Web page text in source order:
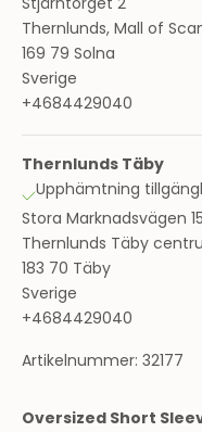
Stjärntorget 2
Thernlunds, Mall of
169 79 Solna
Sverige
+4684429040
Thernlunds Täby
Upphämtning
Stora Marknadsvägen 15
Thernlunds Täby
183 70 Täby
Sverige
+4684429040
Artikelnummer: 32177
Oversized Short